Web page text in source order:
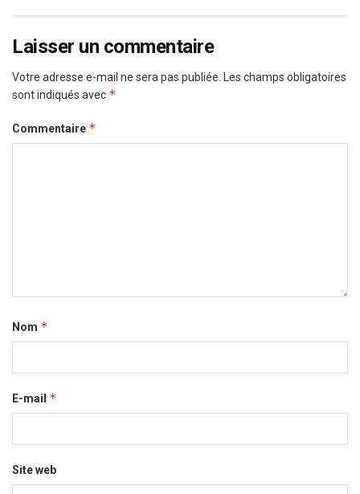
Laisser un commentaire
Votre adresse e-mail ne sera pas publiée. Les champs obligatoires
sont indiqués avec *
Commentaire *
Nom *
E-mail *
Site web